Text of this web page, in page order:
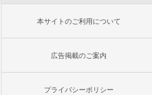
本サイトのご利用について
広告掲載のご案内
プライバシーポリシー